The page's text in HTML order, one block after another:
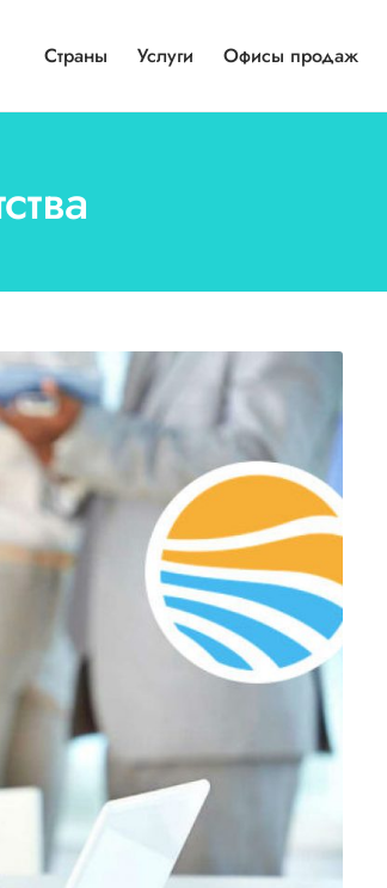
Страны Услуги Офисы продаж